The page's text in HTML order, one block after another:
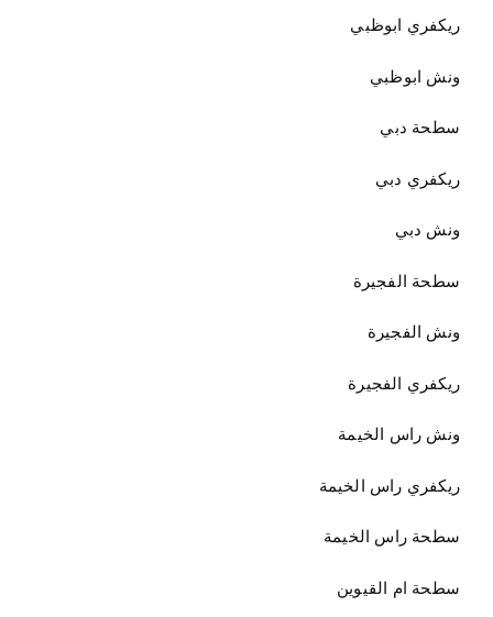
ريكفري ابوظبي
ونش ابوظبي
سطحة دبي
ريكفري دبي
ونش دبي
سطحة الفجيرة
ونش الفجيرة
ريكفري الفجيرة
ونش راس الخيمة
ريكفري راس الخيمة
سطحة راس الخيمة
سطحة ام القيوين